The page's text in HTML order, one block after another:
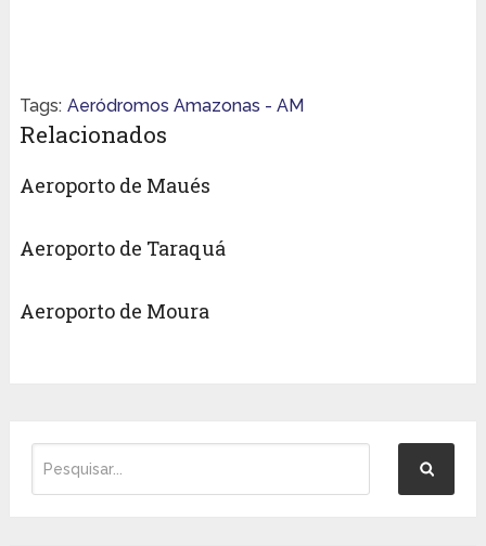
Tags: Aeródromos Amazonas - AM
Relacionados
Aeroporto de Maués
Aeroporto de Taraquá
Aeroporto de Moura